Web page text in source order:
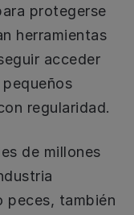
protegerse
herramientas
acceder
regularidad.
de millones
peces, también